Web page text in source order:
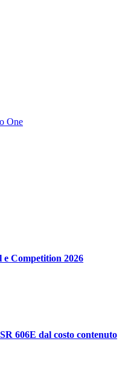
One
Competition 2026
606E dal costo contenuto